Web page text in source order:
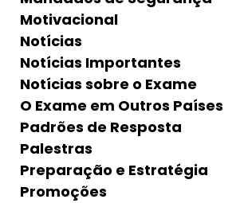
Motivacional
Notícias
Notícias Importantes
Notícias sobre o Exame
O Exame em Outros Países
Padrões de Resposta
Palestras
Preparação e Estratégia
Promoções